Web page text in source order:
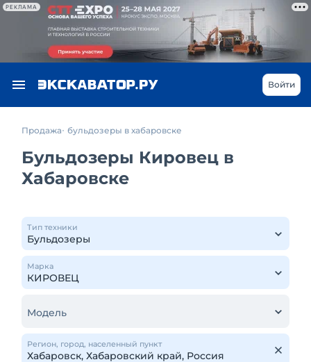
РЕКЛАМА
Войти
Продажа бульдозеры в хабаровске
Бульдозеры Кировец в
Хабаровске
Тип техники
Марка
Модель
Регион, город, населенный пункт